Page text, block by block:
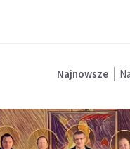
Najnowsze